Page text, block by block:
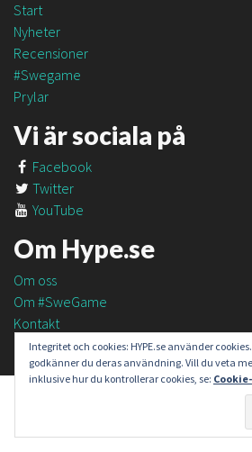
Start
Nyheter
Recensioner
#Swegame
Prylar
Vi är sociala på
Facebook
Twitter
YouTube
Om Hype.se
Om oss
Om #SweGame
Kontakt
Integritet och cookies: HYPE.se använder
godkänner du deras användning. Vill du veta
inklusive hur du kontrollerar cookies, se: